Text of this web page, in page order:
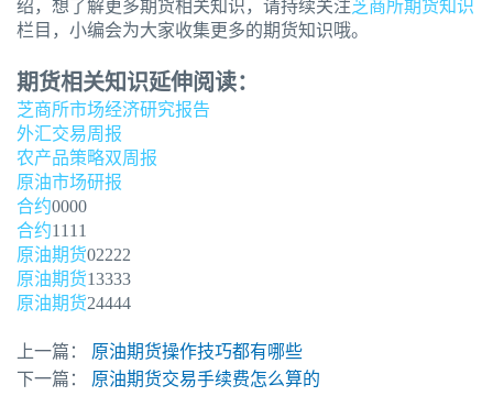
绍，想了解更多期货相关知识，请持续关注芝商所期货知识
栏目，小编会为大家收集更多的期货知识哦。
期货相关知识延伸阅读：
芝商所市场经济研究报告
外汇交易周报
农产品策略双周报
原油市场研报
合约0000
合约1111
原油期货02222
原油期货13333
原油期货24444
上一篇：
原油期货操作技巧都有哪些
下一篇：
原油期货交易手续费怎么算的